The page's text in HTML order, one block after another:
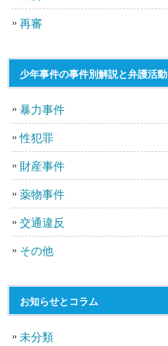
再審
少年事件の事件別解説と弁護活動
暴力事件
性犯罪
財産事件
薬物事件
交通違反
その他
お知らせとコラム
未分類